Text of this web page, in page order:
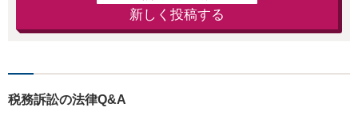
新しく投稿する
税務訴訟の法律Q&A